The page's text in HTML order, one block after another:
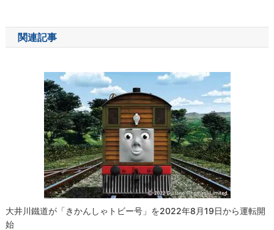
ナ
ビ
関連記事
大井川鐵道が「きかんしゃトビー号」を2022年8月19日から運転開
始